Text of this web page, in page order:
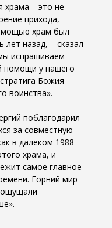
храма – это не
прихода,
храм был
назад, – сказал
испрашиваем
помощи у нашего
Божия
воинства».
поблагодарил
за совместную
в далеком 1988
храма, и
самое главное
Горний мир